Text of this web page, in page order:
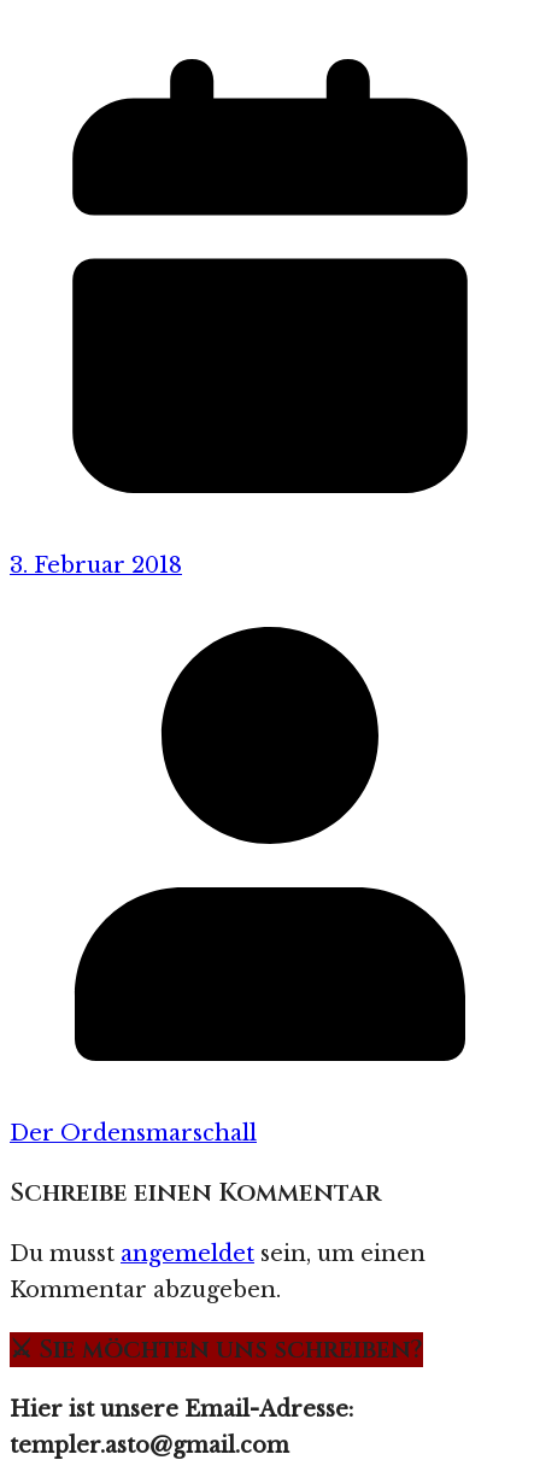
3. Februar 2018
Der Ordensmarschall
Schreibe einen Kommentar
Du musst angemeldet sein, um einen
Kommentar abzugeben.
⚔️ Sie möchten uns schreiben?
Hier ist unsere Email-Adresse:
templer.asto@gmail.com